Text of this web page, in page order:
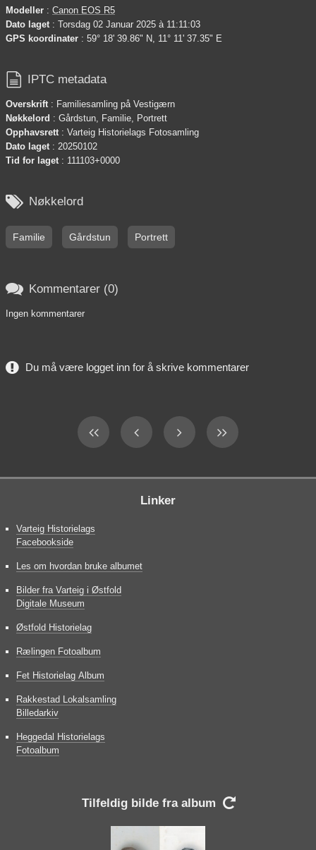
Modeller : Canon EOS R5
Dato laget : Torsdag 02 Januar 2025 à 11:11:03
GPS koordinater : 59° 18' 39.86" N, 11° 11' 37.35" E
 IPTC metadata
Overskrift : Familiesamling på Vestigærn
Nøkkelord : Gårdstun, Familie, Portrett
Opphavsrett : Varteig Historielags Fotosamling
Dato laget : 20250102
Tid for laget : 111103+0000
 Nøkkelord
Familie Gårdstun Portrett
 Kommentarer (0)
Ingen kommentarer
Du må være logget inn for å skrive kommentarer
Linker
Varteig Historielags
Facebookside
Les om hvordan bruke albumet
Bilder fra Varteig i Østfold
Digitale Museum
Østfold Historielag
Rælingen Fotoalbum
Fet Historielag Album
Rakkestad Lokalsamling
Billedarkiv
Heggedal Historielags
Fotoalbum
Tilfeldig bilde fra album 